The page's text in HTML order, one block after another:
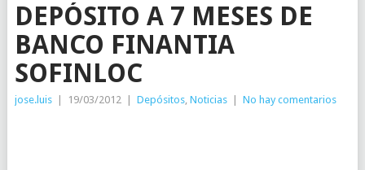
DEPÓSITO A 7 MESES DE
BANCO FINANTIA
SOFINLOC
jose.luis 19/03/2012 Depósitos, Noticias No hay comentarios